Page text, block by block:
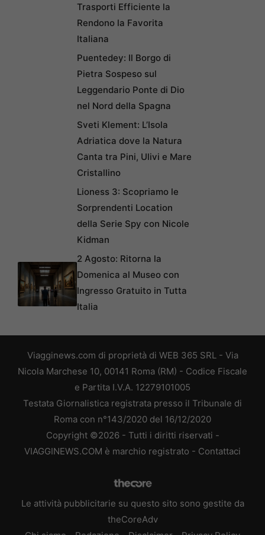
Trasporti Efficiente la
Rendono la Favorita
Italiana
Puentedey: Il Borgo di
Pietra Sospeso sul
Leggendario Ponte di Dio
nel Nord della Spagna
Sveti Klement: L’Isola
Adriatica dove la Natura
Canta tra Pini, Ulivi e Mare
Cristallino
Lioness 3: Scopriamo le
Sorprendenti Location
della Serie Spy con Nicole
Kidman
2 Agosto: Ritorna la
Domenica al Museo con
Ingresso Gratuito in Tutta
Italia
Viagginews.com di proprietà di WEB 365 SRL - Via
Nicola Marchese 10, 00141 Roma (RM) - Codice Fiscale
e Partita I.V.A. 12279101005
Testata Giornalistica registrata presso il Tribunale di
Roma con n°143/2020 del 16/12/2020
Copyright ©2026 - Tutti i diritti riservati -
VIAGGINEWS.COM è marchio registrato - Contattaci
Le attività pubblicitarie su questo sito sono gestite da
theCoreAdv